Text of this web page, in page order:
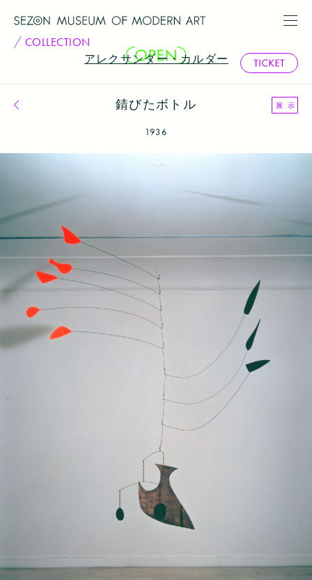
COLLECTION
アレクサンダー・カルダー
コレクション一覧へ戻る 展 示
錆びたボトル
1936